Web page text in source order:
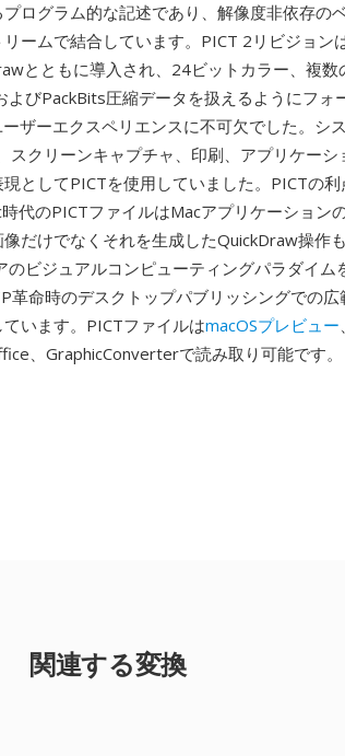
ログラム的な記述であり、解像度非依存の
ームで結合しています。PICT 2リビジョン
とともに導入され、24ビットカラー、複数
よびPackBits圧縮データを扱えるようにフォ
ザーエクスペリエンスに不可欠でした。シ
クリーンキャプチャ、印刷、アプリケーシ
としてPICTを使用していました。PICTの
代のPICTファイルはMacアプリケーション
だけでなくそれを生成したQuickDraw操作
ビジュアルコンピューティングパラダイム
命時のデスクトップパブリッシングでの広
います。PICTファイルはmacOSプレビュー、
、GraphicConverterで読み取り可能です。
関連する変換